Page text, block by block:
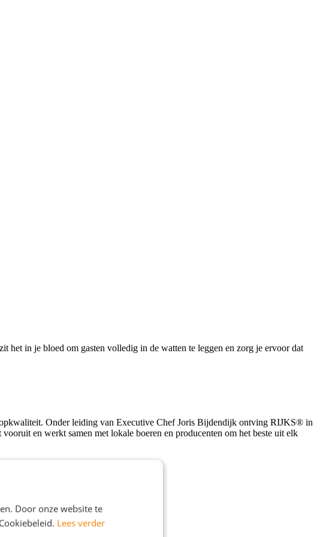
in je bloed om gasten volledig in de watten te leggen en zorg je ervoor dat
Onder leiding van Executive Chef Joris Bijdendijk ontving RIJKS® in
en werkt samen met lokale boeren en producenten om het beste uit elk
Door onze website te
Lees verder